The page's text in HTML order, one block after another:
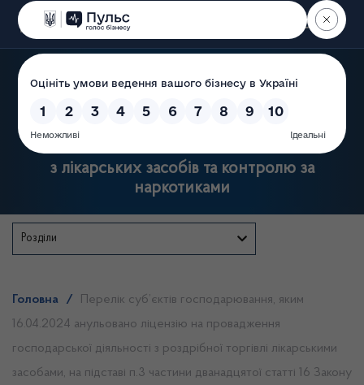
Пошук
Державна служба України
з лікарських засобів та контролю за
наркотиками
Розділи
Головна /
Перелік суб’єктів господарювання, яким
16.04.2024 анульовано ліцензію на провадження
господарської діяльності з роздрібної торгівлі лікарськими
засобами, на підставі п.3 частини дванадцятої статті 16 Закону